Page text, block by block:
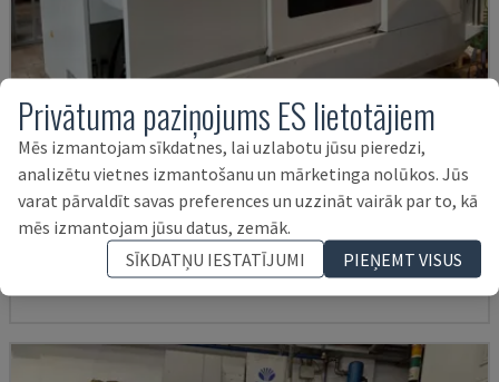
U5-1530
SPINNER - VERTIKĀLAIS APSTRĀDES CENTRS
2021 6.000 HRS
145.000 €
Privātuma paziņojums ES lietotājiem
Mēs izmantojam sīkdatnes, lai uzlabotu jūsu pieredzi,
analizētu vietnes izmantošanu un mārketinga nolūkos. Jūs
varat pārvaldīt savas preferences un uzzināt vairāk par to, kā
mēs izmantojam jūsu datus, zemāk.
SĪKDATŅU IESTATĪJUMI
PIEŅEMT VISUS